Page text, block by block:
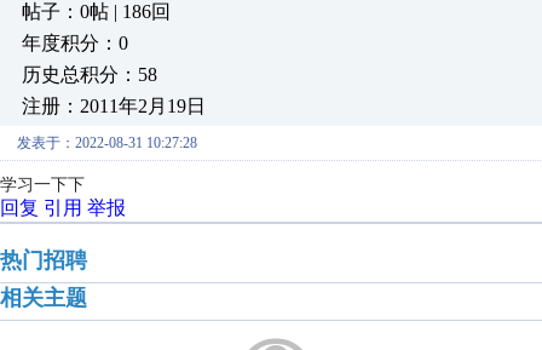
帖子：0帖 | 186回
年度积分：0
历史总积分：58
注册：2011年2月19日
发表于：2022-08-31 10:27:28
学习一下下
回复 引用 举报
热门招聘
相关主题